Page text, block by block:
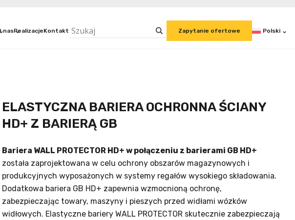
nasRealizacjeKontakt Zapytanie ofertowe Polski
ELASTYCZNA BARIERA OCHRONNA ŚCIANY
HD+ Z BARIERĄ GB
Bariera WALL PROTECTOR HD+ w połączeniu z barierami GB HD+
została zaprojektowana w celu ochrony obszarów magazynowych i
produkcyjnych wyposażonych w systemy regałów wysokiego składowania.
Dodatkowa bariera GB HD+ zapewnia wzmocnioną ochronę,
zabezpieczając towary, maszyny i pieszych przed widłami wózków
widłowych. Elastyczne bariery WALL PROTECTOR skutecznie zabezpieczają